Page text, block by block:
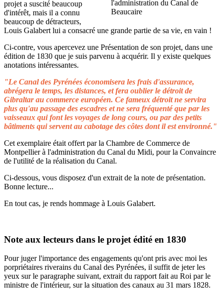
projet a suscité beaucoup
d'intérêt, mais il a connu
beaucoup de détracteurs,
Louis Galabert lui a consacré une grande partie de sa vie, en vain !
Ci-contre, vous apercevez une Présentation de son projet, dans une
édition de 1830 que je suis parvenu à acquérir. Il y existe quelques
anotations intéressantes.
"Le Canal des Pyrénées économisera les frais d'assurance,
abrégera le temps, les distances, et fera oublier le détroit de
Gibraltar au commerce européen. Ce fameux détroit ne servira
plus qu'au passage des escadres et ne sera fréquenté que par les
vaisseaux qui font les voyages de long cours, ou par des petits
bâtiments qui servent au cabotage des côtes dont il est environné."
Cet exemplaire était offert par la Chambre de Commerce de
Montpellier à l'administration du Canal du Midi, pour la Convaincre
de l'utilité de la réalisation du Canal.
Ci-dessous, vous disposez d'un extrait de la note de présentation.
Bonne lecture...
En tout cas, je rends hommage à Louis Galabert.
Note aux lecteurs dans le projet édité en 1830
Pour juger l'importance des engagements qu'ont pris avec moi les
porpriétaires riverains du Canal des Pyrénées, il suffit de jeter les
yeux sur le paragraphe suivant, extrait du rapport fait au Roi par le
ministre de l'intérieur, sur la situation des canaux au 31 mars 1828.